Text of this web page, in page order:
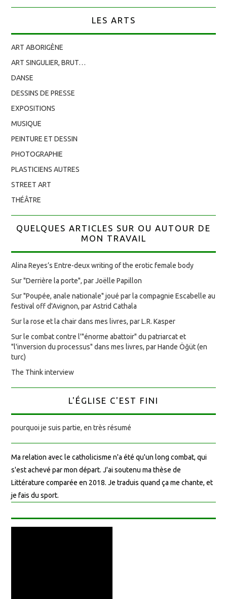
LES ARTS
ART ABORIGÈNE
ART SINGULIER, BRUT…
DANSE
DESSINS DE PRESSE
EXPOSITIONS
MUSIQUE
PEINTURE ET DESSIN
PHOTOGRAPHIE
PLASTICIENS AUTRES
STREET ART
THÉÂTRE
QUELQUES ARTICLES SUR OU AUTOUR DE
MON TRAVAIL
Alina Reyes’s Entre-deux writing of the erotic female body
Sur "Derrière la porte", par Joëlle Papillon
Sur "Poupée, anale nationale" joué par la compagnie Escabelle au
festival off d'Avignon, par Astrid Cathala
Sur la rose et la chair dans mes livres, par L.R. Kasper
Sur le combat contre l'"énorme abattoir" du patriarcat et
"l'inversion du processus" dans mes livres, par Hande Öğüt (en
turc)
The Think interview
L'ÉGLISE C'EST FINI
pourquoi je suis partie, en très résumé
Ma relation avec le catholicisme n'a été qu'un long combat, qui
s'est achevé par mon départ. J'ai soutenu ma thèse de
Littérature comparée en 2018. Je traduis quand ça me chante, et
je fais du sport.